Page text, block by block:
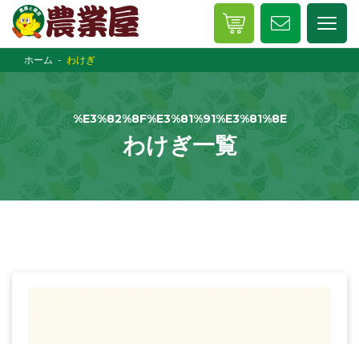
ホーム わけぎ
%E3%82%8F%E3%81%91%E3%81%8E
わけぎ一覧